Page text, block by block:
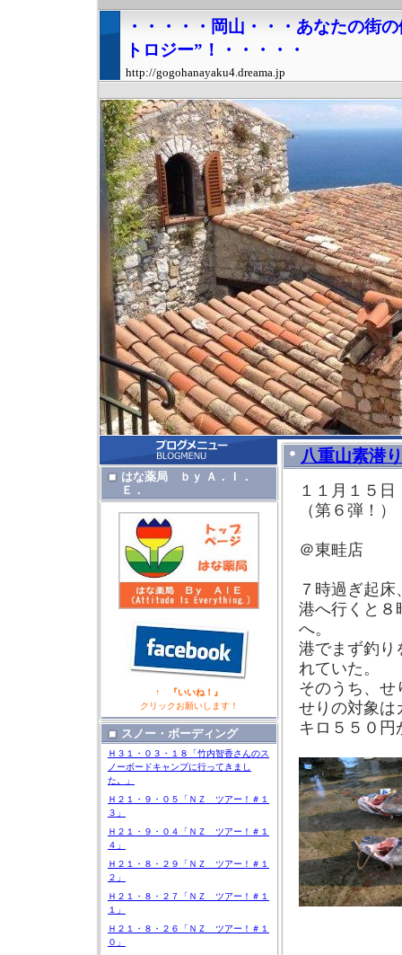
・・・・・岡山・・・あなたの街
トロジー”！・・・・・
http://gogohanayaku4.dreama.jp
はな薬局 ｂｙ Ａ．Ｉ．
Ｅ．
↑ 『いいね！』
クリックお願いします！
スノー・ボーディング
Ｈ３１・０３・１８「竹内智香さんのス
ノーボードキャンプに行ってきまし
た。」
Ｈ２１・９・０５「ＮＺ ツアー！＃１
３」
Ｈ２１・９・０４「ＮＺ ツアー！＃１
４」
Ｈ２１・８・２９「ＮＺ ツアー！＃１
２」
Ｈ２１・８・２７「ＮＺ ツアー！＃１
１」
Ｈ２１・８・２６「ＮＺ ツアー！＃１
０」
八重山素潜
１１月１５
（第６弾！）
＠東畦店
７時過ぎ起
港へ行くと８
へ。
港でまず釣り
れていた。
そのうち、せ
せりの対象は
キロ５５０円